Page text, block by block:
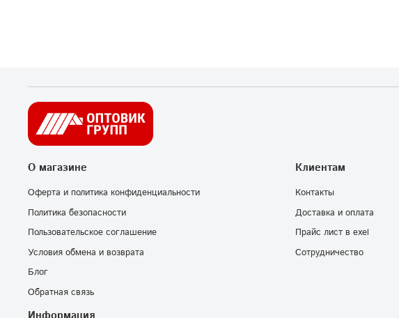
О магазине
Оферта и политика конфиденциальности
Политика безопасности
Пользовательское соглашение
Условия обмена и возврата
Блог
Обратная связь
Клиентам
Контакты
Доставка и оплата
Прайс лист в exel
Сотрудничество